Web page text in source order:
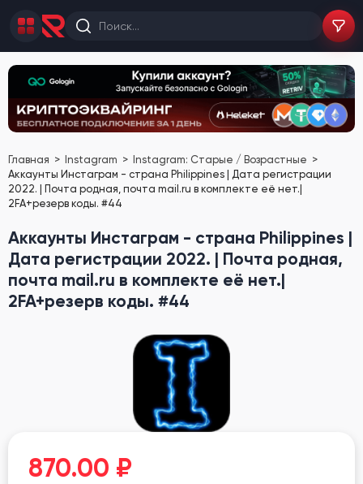
Главная Instagram
Instagram: Старые / Возрастные
Аккаунты Инстаграм - страна Philippines | Дата регистрации
2022. | Почта родная, почта mail.ru в комплекте её нет.|
2FA+резерв коды. #44
Аккаунты Инстаграм - страна Philippines |
Дата регистрации 2022. | Почта родная,
почта mail.ru в комплекте её нет.|
2FA+резерв коды. #44
870.00 ₽